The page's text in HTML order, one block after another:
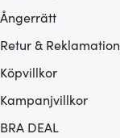
Ångerrätt
Retur & Reklamation
Köpvillkor
Kampanjvillkor
BRA DEAL